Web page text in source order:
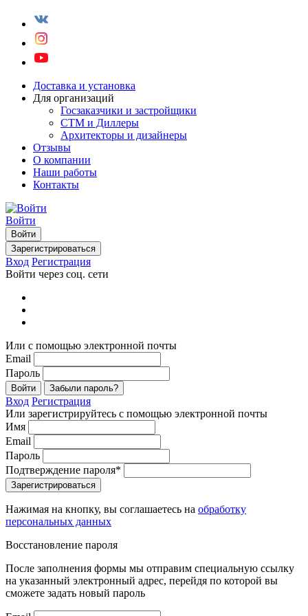
Доставка и установка
Для организаций
Госзаказчики и застройщики
СТМ и Диллеры
Архитекторы и дизайнеры
Отзывы
О компании
Наши работы
Контакты
Войти
Войти
Зарегистрироваться
Вход Регистрация
Войти через соц. сети
Или с помощью электронной почты
Email
Пароль
Войти Забыли пароль?
Вход Регистрация
Или зарегистрируйтесь с помощью электронной почты
Имя
Email
Пароль
Подтверждение пароля*
Зарегистрироваться
Нажимая на кнопку, вы соглашаетесь на обработку
персональных данных
Восстановление пароля
После заполнения формы мы отправим специальную ссылку
на указанный электронный адрес, перейдя по которой вы
сможете задать новый пароль